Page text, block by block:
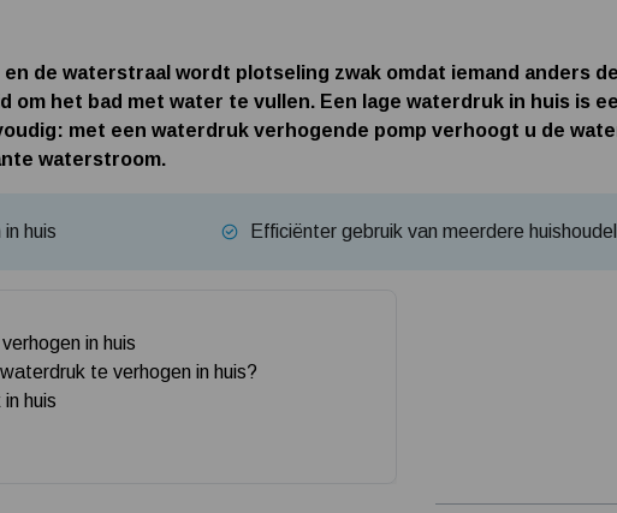
de waterstraal wordt plotseling zwak omdat iemand anders
om het bad met water te vullen. Een lage waterdruk in huis is
met een waterdruk verhogende pomp verhoogt u de
waterstroom.
huis Efficiënter gebruik van meerdere
in huis
te verhogen in huis?
huis